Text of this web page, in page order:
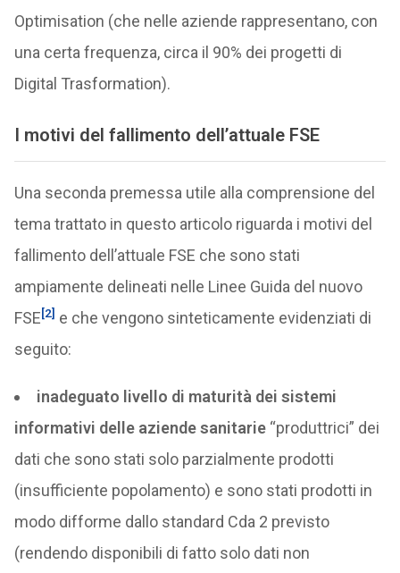
Optimisation (che nelle aziende rappresentano, con
una certa frequenza, circa il 90% dei progetti di
Digital Trasformation).
I motivi del fallimento dell’attuale FSE
Una seconda premessa utile alla comprensione del
tema trattato in questo articolo riguarda i motivi del
fallimento dell’attuale FSE che sono stati
ampiamente delineati nelle Linee Guida del nuovo
FSE[2] e che vengono sinteticamente evidenziati di
seguito:
inadeguato livello di maturità dei sistemi
informativi delle aziende sanitarie“produttrici” dei
dati che sono stati solo parzialmente prodotti
(insufficiente popolamento) e sono stati prodotti in
modo difforme dallo standard Cda 2 previsto
(rendendo disponibili di fatto solo dati non